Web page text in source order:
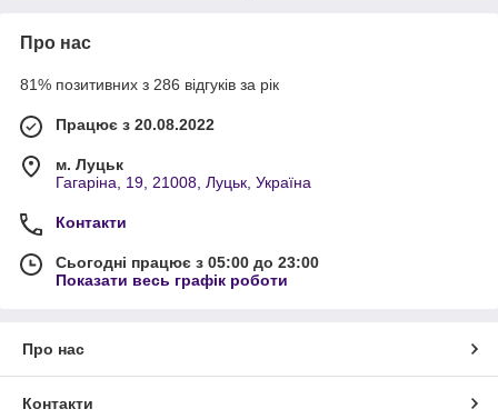
Про нас
81% позитивних з 286 відгуків за рік
Працює з 20.08.2022
м. Луцьк
Гагаріна, 19, 21008, Луцьк, Україна
Контакти
Сьогодні працює з 05:00 до 23:00
Показати весь графік роботи
Про нас
Контакти